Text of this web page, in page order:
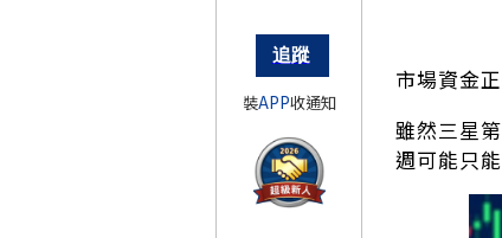
裝APP收通知
市場資金
雖然三星
週可能只